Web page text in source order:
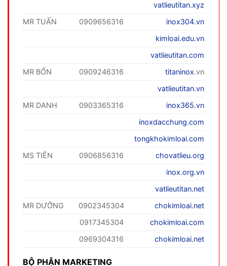
vatlieutitan.xyz
MR TUẤN
0909656316
inox304.vn
kimloai.edu.vn
vatlieutitan.com
MR BỐN
0909246316 titaninox.vn
vatlieutitan.vn
MR DANH
0903365316
inox365.vn
inoxdacchung.com
tongkhokimloai.com
MS TIÊN
0906856316
chovatlieu.org
inox.org.vn
vatlieutitan.net
MR DƯỠNG
0902345304
chokimloai.net
0917345304
chokimloai.com
0969304316
chokimloai.net
BỘ PHẬN MARKETING